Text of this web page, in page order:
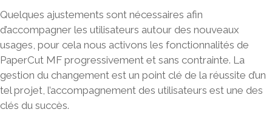
Quelques ajustements sont nécessaires afin
d’accompagner les utilisateurs autour des nouveaux
usages, pour cela nous activons les fonctionnalités de
PaperCut MF progressivement et sans contrainte. La
gestion du changement est un point clé de la réussite d’un
tel projet, l’accompagnement des utilisateurs est une des
clés du succès.